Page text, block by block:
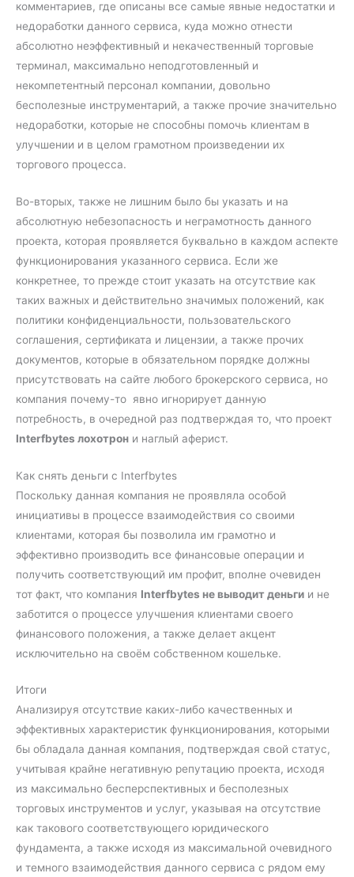
комментариев, где описаны все самые явные недостатки и
недоработки данного сервиса, куда можно отнести
абсолютно неэффективный и некачественный торговые
терминал, максимально неподготовленный и
некомпетентный персонал компании, довольно
бесполезные инструментарий, а также прочие значительно
недоработки, которые не способны помочь клиентам в
улучшении и в целом грамотном произведении их
торгового процесса.
Во-вторых, также не лишним было бы указать и на
абсолютную небезопасность и неграмотность данного
проекта, которая проявляется буквально в каждом аспекте
функционирования указанного сервиса. Если же
конкретнее, то прежде стоит указать на отсутствие как
таких важных и действительно значимых положений, как
политики конфиденциальности, пользовательского
соглашения, сертификата и лицензии, а также прочих
документов, которые в обязательном порядке должны
присутствовать на сайте любого брокерского сервиса, но
компания почему-то явно игнорирует данную
потребность, в очередной раз подтверждая то, что проект
Interfbytes лохотрон и наглый аферист.
Как снять деньги с Interfbytes
Поскольку данная компания не проявляла особой
инициативы в процессе взаимодействия со своими
клиентами, которая бы позволила им грамотно и
эффективно производить все финансовые операции и
получить соответствующий им профит, вполне очевиден
тот факт, что компания Interfbytes не выводит деньги и не
заботится о процессе улучшения клиентами своего
финансового положения, а также делает акцент
исключительно на своём собственном кошельке.
Итоги
Анализируя отсутствие каких-либо качественных и
эффективных характеристик функционирования, которыми
бы обладала данная компания, подтверждая свой статус,
учитывая крайне негативную репутацию проекта, исходя
из максимально бесперспективных и бесполезных
торговых инструментов и услуг, указывая на отсутствие
как такового соответствующего юридического
фундамента, а также исходя из максимальной очевидного
и темного взаимодействия данного сервиса с рядом ему